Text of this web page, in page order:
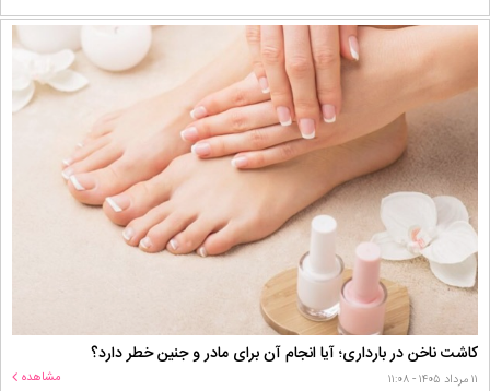
کاشت ناخن در بارداری؛ آیا انجام آن برای مادر و جنین خطر دارد؟
۱۱ مرداد ۱۴۰۵ - ۱۱:۰۸ مشاهده